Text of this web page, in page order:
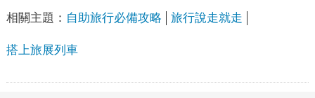
相關主題： 自助旅行必備攻略 旅行說走就走
搭上旅展列車